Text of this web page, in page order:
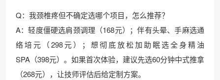
Q：我颈椎疼但不确定选哪个项目，怎么推荐？
A：轻度僵硬选肩颈调理（168元）；伴有头晕、手麻选通
络培元（298元）；想彻底放松加助眠选全身精油
SPA（398元）。如果首次体验，建议先选60分钟中式推拿
（268元），让技师评估后给定制方案。